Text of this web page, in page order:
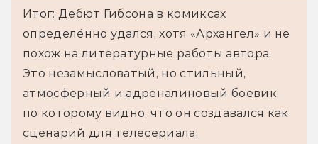
Итог: Дебют Гибсона в комиксах
определённо удался, хотя «Архангел» и не
похож на литературные работы автора.
Это незамысловатый, но стильный,
атмосферный и адреналиновый боевик,
по которому видно, что он создавался как
сценарий для телесериала.